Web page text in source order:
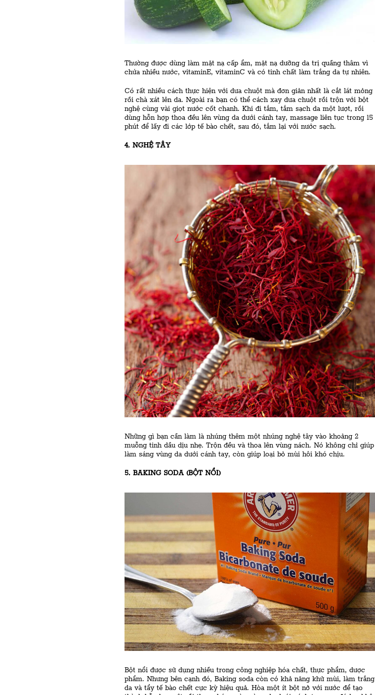
Thường được dùng làm mặt nạ cấp ẩm, mặt nạ dưỡng da trị quầng thâm vì
chứa nhiều nước, vitaminE, vitaminC và có tinh chất làm trắng da tự nhiên.
Có rất nhiều cách thực hiện với dưa chuột mà đơn giản nhất là cắt lát mỏng
rồi chà xát lên da. Ngoài ra bạn có thể cách xay dưa chuột rồi trộn với bột
nghệ cùng vài giọt nước cốt chanh. Khi đi tắm, tắm sạch da một lượt, rồi
dùng hỗn hợp thoa đều lên vùng da dưới cánh tay, massage liên tục trong 15
phút để lấy đi các lớp tế bào chết, sau đó, tắm lại với nước sạch.
4. NGHỆ TÂY
Những gì bạn cần làm là nhúng thêm một nhúng nghệ tây vào khoảng 2
muỗng tinh dầu dịu nhẹ. Trộn đều và thoa lên vùng nách. Nó không chỉ giúp
làm sáng vùng da dưới cánh tay, còn giúp loại bỏ mùi hôi khó chịu.
5. BAKING SODA (BỘT NỔI)
Bột nổi được sử dụng nhiều trong công nghiệp hóa chất, thực phẩm, dược
phẩm. Nhưng bên cạnh đó, Baking soda còn có khả năng khử mùi, làm trắng
da và tẩy tế bào chết cực kỳ hiệu quả. Hòa một ít bột nở với nước để tạo